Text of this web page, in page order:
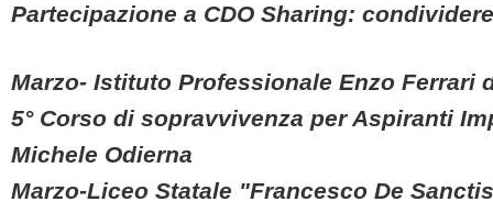
Partecipazione a CDO Sharing:
Marzo- Istituto Professionale Enzo Ferrari
5° Corso di sopravvivenza per Aspiranti
Michele Odierna
Marzo-Liceo Statale "Francesco De